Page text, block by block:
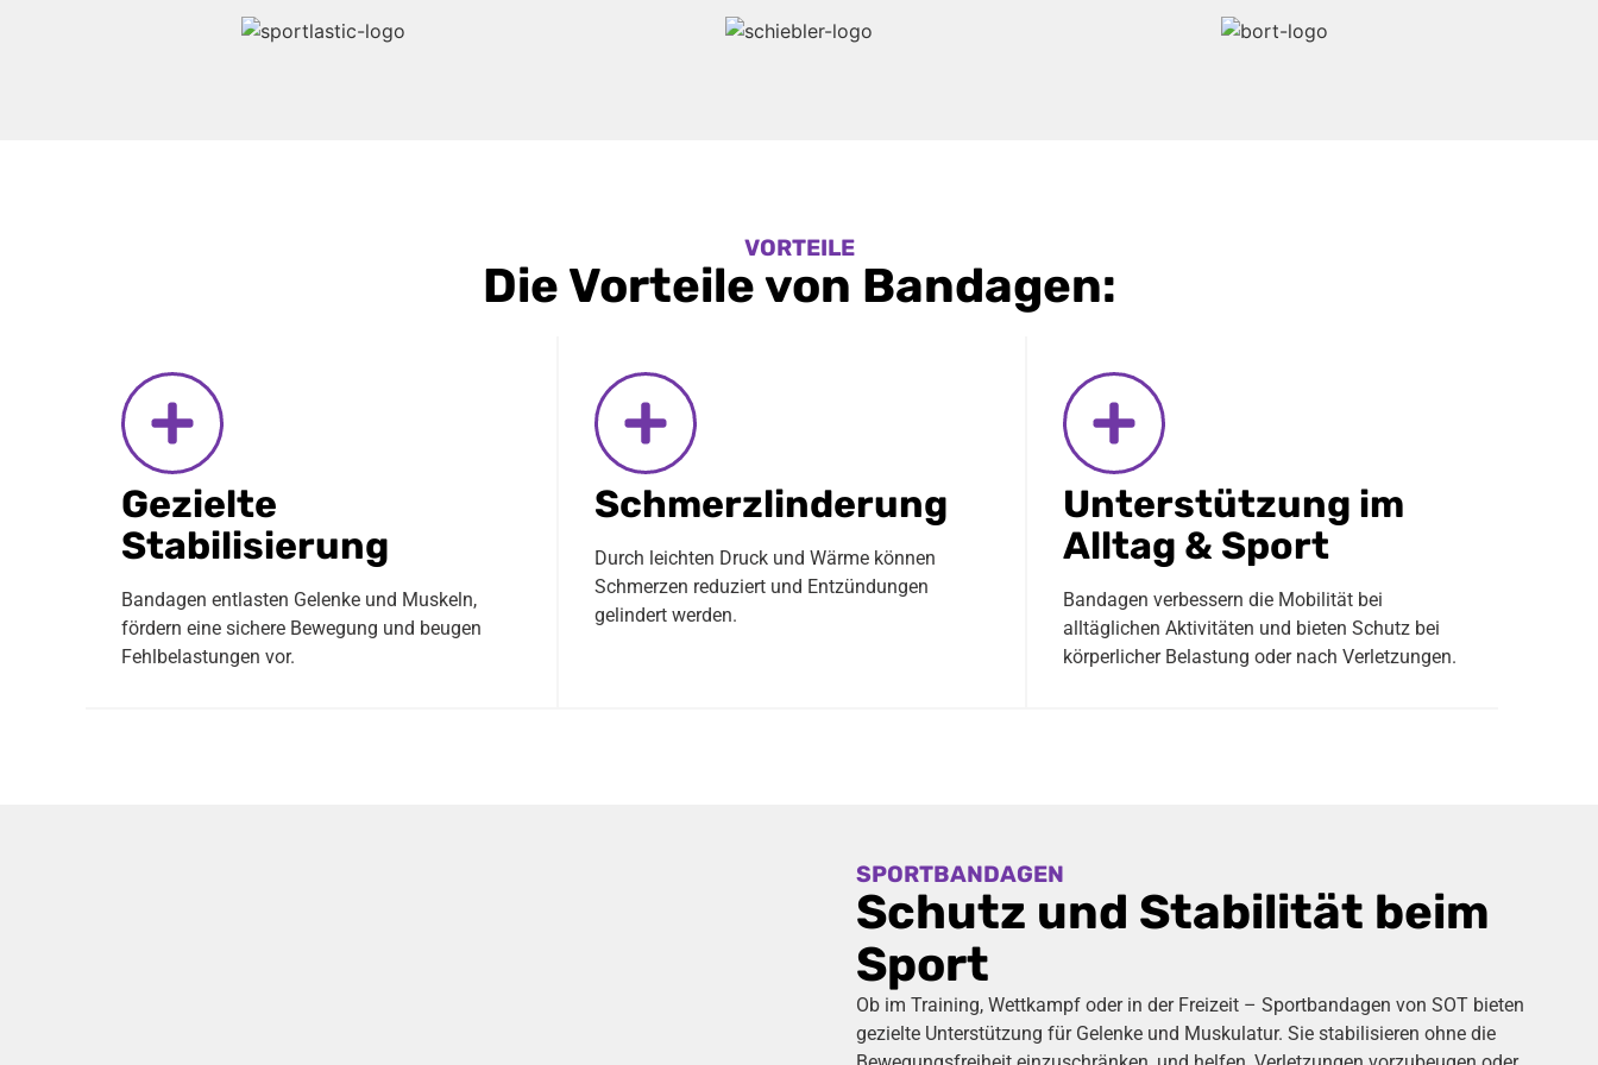
VORTEILE
Die Vorteile von Bandagen:
Gezielte
Stabilisierung
Bandagen entlasten Gelenke und Muskeln,
fördern eine sichere Bewegung und beugen
Fehlbelastungen vor.
Schmerzlinderung
Durch leichten Druck und Wärme können
Schmerzen reduziert und Entzündungen
gelindert werden.
Unterstützung im
Alltag & Sport
Bandagen verbessern die Mobilität bei
alltäglichen Aktivitäten und bieten Schutz bei
körperlicher Belastung oder nach Verletzungen.
SPORTBANDAGEN
Schutz und Stabilität beim
Sport
Ob im Training, Wettkampf oder in der Freizeit – Sportbandagen von SOT bieten
gezielte Unterstützung für Gelenke und Muskulatur. Sie stabilisieren ohne die